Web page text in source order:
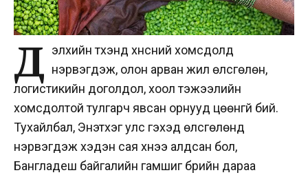
Д элхийн түүхэнд хүнсний хомсдолд
нэрвэгдэж, олон арван жил өлсгөлөн,
логистикийн доголдол, хоол тэжээлийн
хомсдолтой тулгарч явсан орнууд цөөнгүй бий.
Тухайлбал, Энэтхэг улс гэхэд өлсгөлөнд
нэрвэгдэж хэдэн сая хүнээ алдсан бол,
Бангладеш байгалийн гамшиг бүрийн дараа